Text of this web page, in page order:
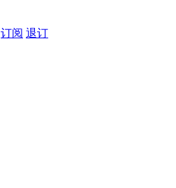
订阅 退订